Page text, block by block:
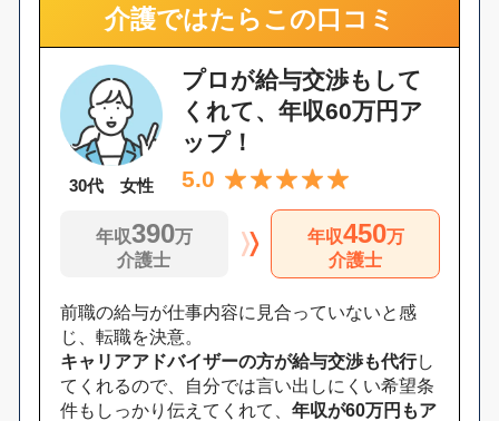
介護ではたらこの口コミ
30代 女性
プロが給与交渉もして
くれて、年収60万円ア
ップ！
5.0
年収390万
介護士
年収450万
介護士
前職の給与が仕事内容に見合っていないと感
じ、転職を決意。
キャリアアドバイザーの方が給与交渉も代行し
てくれるので、自分では言い出しにくい希望条
件もしっかり伝えてくれて、 年収が60万円もア